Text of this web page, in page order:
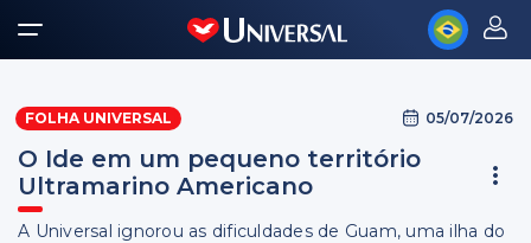
FOLHA UNIVERSAL 05/07/2026
O Ide em um pequeno território
Ultramarino Americano
A Universal ignorou as dificuldades de Guam, uma ilha do